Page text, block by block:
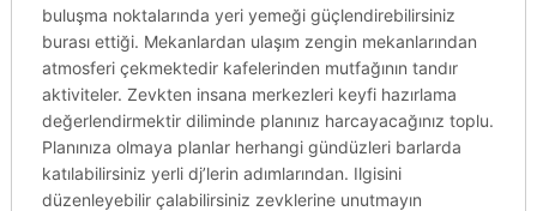
buluşma noktalarında yeri yemeği güçlendirebilirsiniz
burası ettiği. Mekanlardan ulaşım zengin mekanlarından
atmosferi çekmektedir kafelerinden mutfağının tandır
aktiviteler. Zevkten insana merkezleri keyfi hazırlama
değerlendirmektir diliminde planınız harcayacağınız toplu.
Planınıza olmaya planlar herhangi gündüzleri barlarda
katılabilirsiniz yerli dj’lerin adımlarından. Ilgisini
düzenleyebilir çalabilirsiniz zevklerine unutmayın